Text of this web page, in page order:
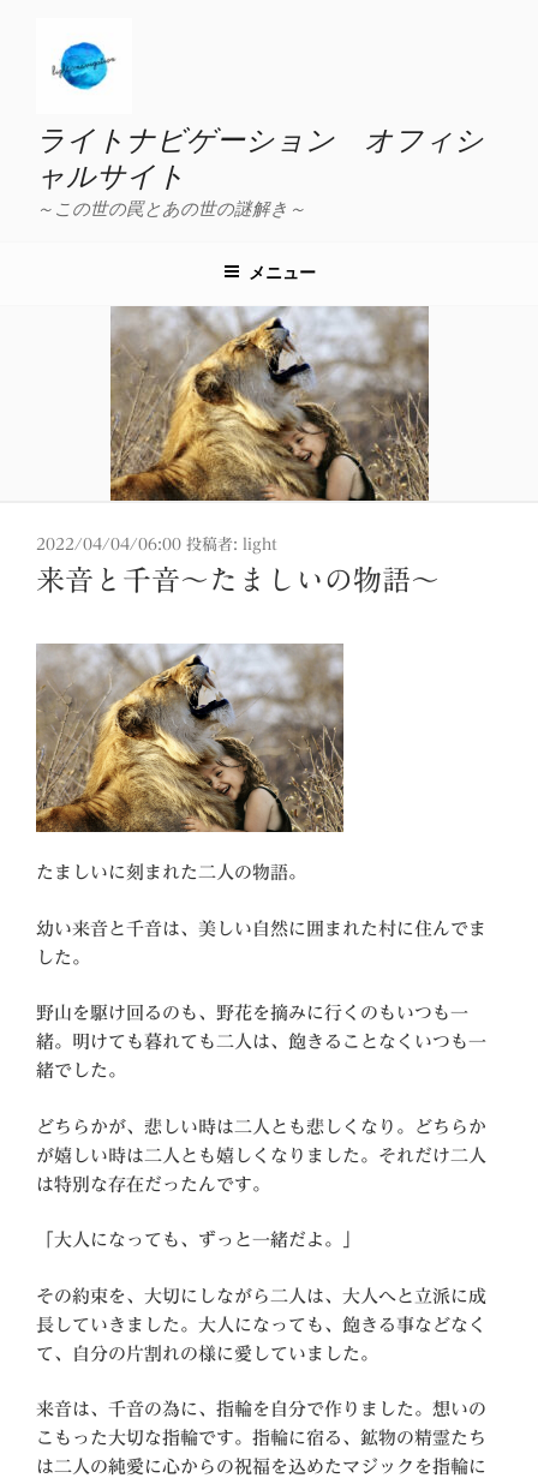
ライトナビゲーション オフィシ
ャルサイト
～この世の罠とあの世の謎解き～
メニュー
投
稿
日:
2022/04/04/06:00 投稿者: light
来音と千音～たましいの物語～
たましいに刻まれた二人の物語。
幼い来音と千音は、美しい自然に囲まれた村に住んでま
した。
野山を駆け回るのも、野花を摘みに行くのもいつも一
緒。明けても暮れても二人は、飽きることなくいつも一
緒でした。
どちらかが、悲しい時は二人とも悲しくなり。どちらか
が嬉しい時は二人とも嬉しくなりました。それだけ二人
は特別な存在だったんです。
「大人になっても、ずっと一緒だよ。」
その約束を、大切にしながら二人は、大人へと立派に成
長していきました。大人になっても、飽きる事などなく
て、自分の片割れの様に愛していました。
来音は、千音の為に、指輪を自分で作りました。想いの
こもった大切な指輪です。指輪に宿る、鉱物の精霊たち
は二人の純愛に心からの祝福を込めたマジックを指輪に